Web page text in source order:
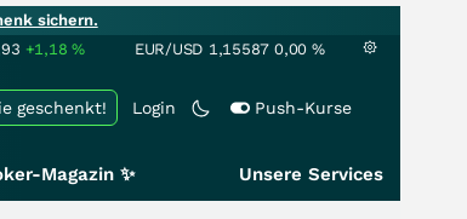
sichern.
+1,18% EUR/USD 1,15587 0,00 %
Login Push-Kurse
geschenkt!
Magazin ✨ Unsere Services